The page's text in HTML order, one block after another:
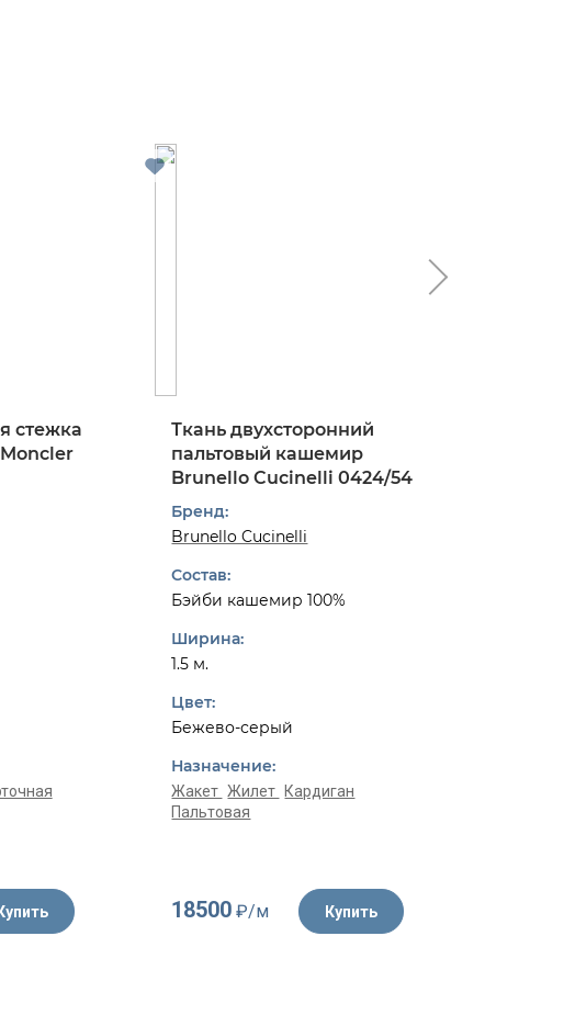
стежка
Купить
Ткань двухсторонний
пальтовый кашемир
Brunello Cucinelli 0424/54
Бренд:
Brunello Cucinelli
Состав:
Бэйби кашемир 100%
Ширина:
1.5 м.
Цвет:
Бежево-серый
Назначение:
Жакет Жилет
Кардиган
Пальтовая
18500 ₽/м Купить